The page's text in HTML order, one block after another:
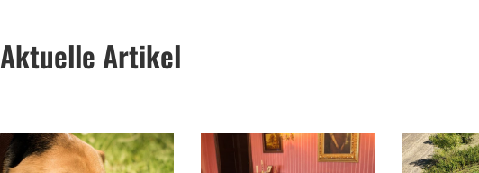
Aktuelle Artikel